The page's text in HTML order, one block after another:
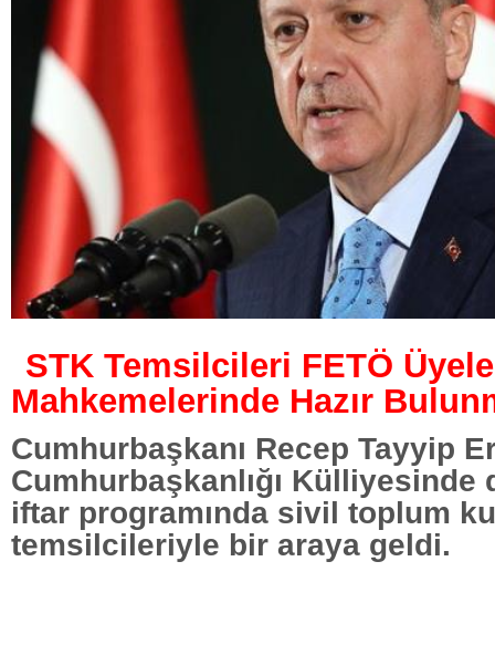
STK Temsilcileri FETÖ
Mahkemelerinde Hazır
Cumhurbaşkanı Recep Tayyip
Cumhurbaşkanlığı Külliyesinde
iftar programında sivil toplum
temsilcileriyle bir araya geldi.